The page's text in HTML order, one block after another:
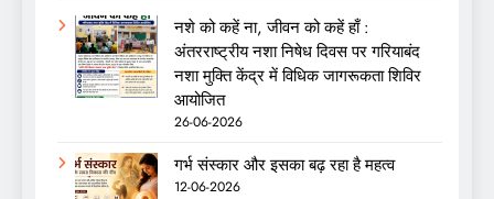
नशे को कहें ना, जीवन को कहें हाँ :
अंतरराष्ट्रीय नशा निषेध दिवस पर गरियाबंद
नशा मुक्ति केंद्र में विधिक जागरूकता शिविर
आयोजित
26-06-2026
गर्भ संस्कार और इसका बढ़ रहा है महत्व
12-06-2026